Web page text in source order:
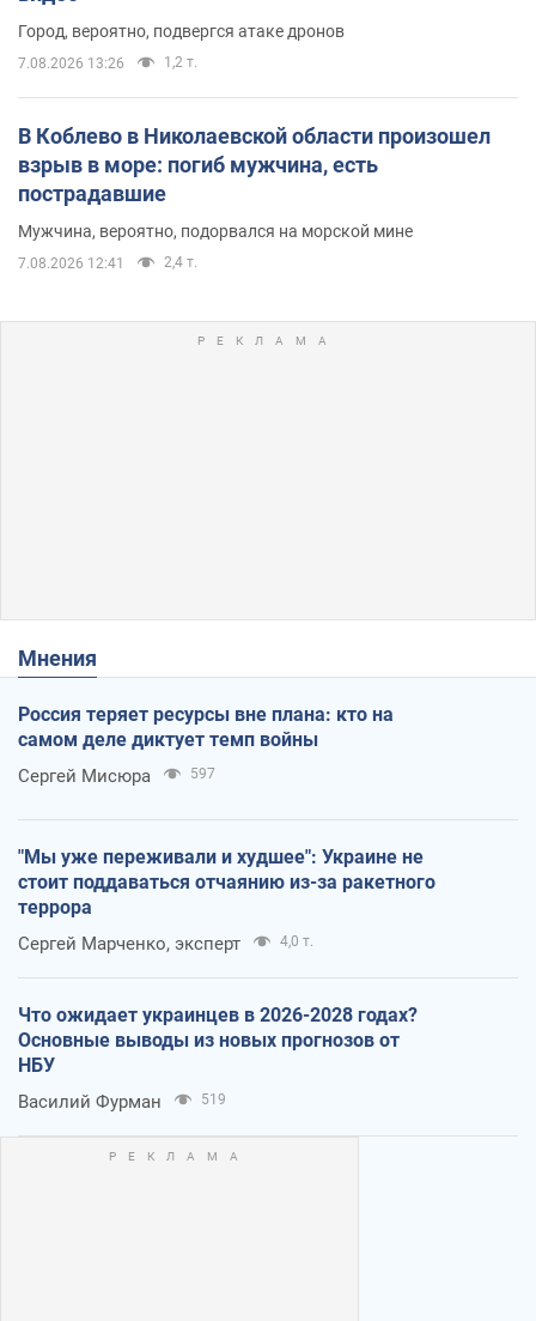
Город, вероятно, подвергся атаке дронов
7.08.2026 13:26 1,2 т.
В Коблево в Николаевской области произошел
взрыв в море: погиб мужчина, есть
пострадавшие
Мужчина, вероятно, подорвался на морской мине
7.08.2026 12:41 2,4 т.
Мнения
Россия теряет ресурсы вне плана: кто на
самом деле диктует темп войны
Сергей Мисюра 597
"Мы уже переживали и худшее": Украине не
стоит поддаваться отчаянию из-за ракетного
террора
Сергей Марченко, эксперт 4,0 т.
Что ожидает украинцев в 2026-2028 годах?
Основные выводы из новых прогнозов от
НБУ
Василий Фурман 519